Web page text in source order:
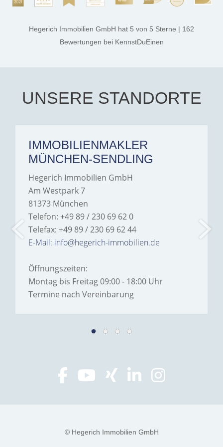
process smooth,
thanks, and a huge part of
the credit goes to Amelie
Jamrowâ€”she was
exceptionally professional,
Hegerich Immobilien to
anyone looking for a home.
Hegerich Immobilien GmbH hat 5 von 5 Sterne | 162
Bewertungen bei KennstDuEinen
UNSERE STANDORTE
IMMOBILIENMAKLER
MÜNCHEN-SENDLING
Hegerich Immobilien GmbH
Am Westpark 7
81373 München
Telefon: +49 89 / 230 69 62 0
Telefax: +49 89 / 230 69 62 44
E-Mail: info@hegerich-immobilien.de
Öffnungszeiten:
Montag bis Freitag 09:00 - 18:00 Uhr
Termine nach Vereinbarung
© Hegerich Immobilien GmbH